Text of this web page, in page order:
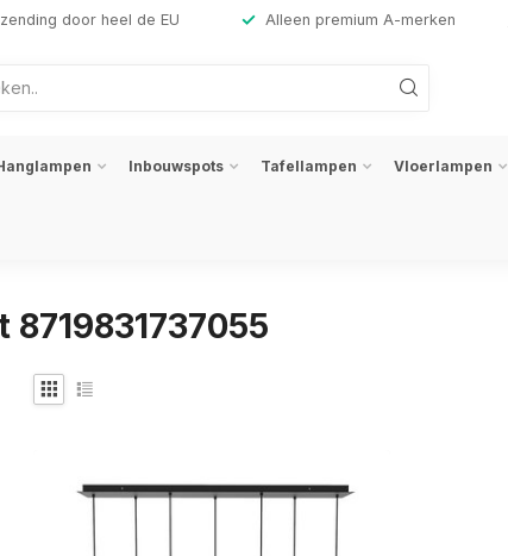
door heel de EU Alleen premium A-merken
Inbouwspots Tafellampen Vloerlampen